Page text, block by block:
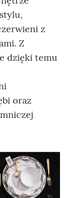
z
Z
dzięki temu
oraz